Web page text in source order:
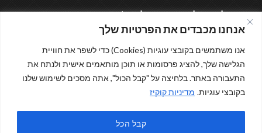
אנחנו מכבדים את הפרטיות שלך
אנו משתמשים בקובצי עוגיות (Cookies) כדי לשפר את חוויית
הגלישה שלך, להציג פרסומות או תוכן מותאמים אישית ולנתח את
התעבורה באתר. בלחיצה על "קבל הכול", אתה מסכים לשימוש שלנו
בקובצי עוגיות. מדיניות קוקיז
קבל הכל
נשמח לעמוד לרשותכם בכל עת (:
מוזמנים לבקר